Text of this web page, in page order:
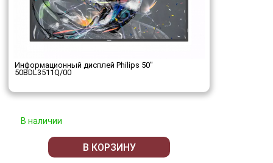
Информационный дисплей Philips 50"
50BDL3511Q/00
В наличии
В КОРЗИНУ